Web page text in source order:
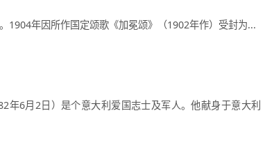
1904年因所作国定颂歌《加冕颂》（1902年作）受封为...
6月2日）是个意大利爱国志士及军人。他献身于意大利